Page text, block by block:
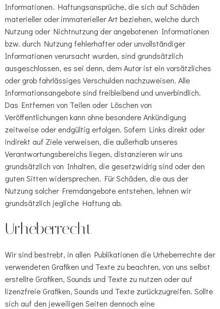
Informationen. Haftungsansprüche, die sich auf Schäden
materieller oder immaterieller Art beziehen, welche durch
Nutzung oder Nichtnutzung der angebotenen Informationen
bzw. durch Nutzung fehlerhafter oder unvollständiger
Informationen verursacht wurden, sind grundsätzlich
ausgeschlossen, es sei denn, dem Autor ist ein vorsätzliches
oder grob fahrlässiges Verschulden nachzuweisen. Alle
Informationsangebote sind freibleibend und unverbindlich.
Das Entfernen von Teilen oder Löschen von
Veröffentlichungen kann ohne besondere Ankündigung
zeitweise oder endgültig erfolgen. Sofern Links direkt oder
indirekt auf Ziele verweisen, die außerhalb unseres
Verantwortungsbereichs liegen, distanzieren wir uns
grundsätzlich von Inhalten, die gesetzwidrig sind oder den
guten Sitten widersprechen. Für Schäden, die aus der
Nutzung solcher Fremdangebote entstehen, lehnen wir
grundsätzlich jegliche Haftung ab.
Urheberrecht
Wir sind bestrebt, in allen Publikationen die Urheberrechte der
verwendeten Grafiken und Texte zu beachten, von uns selbst
erstellte Grafiken, Sounds und Texte zu nutzen oder auf
lizenzfreie Grafiken, Sounds und Texte zurückzugreifen. Sollte
sich auf den jeweiligen Seiten dennoch eine